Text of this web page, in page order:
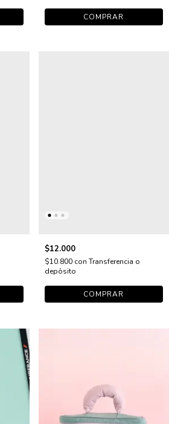
$12.000
$10.800 con Transferencia o
depósito